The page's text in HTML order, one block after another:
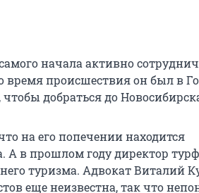
начала активно
время происшествия он был в
добраться до
на его попечении находится
А в прошлом году директор
туризма. Адвокат Виталий
еще неизвестна, так что